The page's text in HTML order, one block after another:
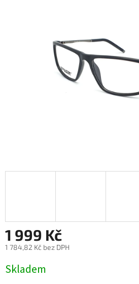
1 999 Kč
1 784,82 Kč bez DPH
cena:
Skladem